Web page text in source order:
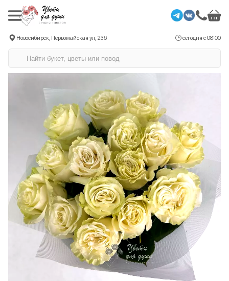
Новосибирск, Первомайская ул, 236 сегодня с 08:00